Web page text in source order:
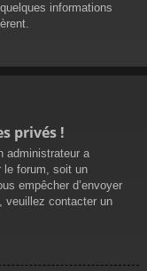
informations
privés !
administrateur a
le forum, soit un
empêcher d’envoyer
veuillez contacter un